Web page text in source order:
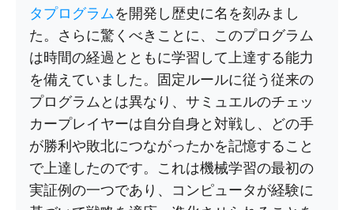
タプログラムを開発し歴史に名を刻みまし
た。さらに驚くべきことに、このプログラム
は時間の経過とともに学習して上達する能力
を備えていました。固定ルールに従う従来の
プログラムとは異なり、サミュエルのチェッ
カープレイヤーは自分自身と対戦し、どの手
が勝利や敗北につながったかを記憶すること
で上達したのです。これは機械学習の最初の
実証例の一つであり、コンピュータが経験に